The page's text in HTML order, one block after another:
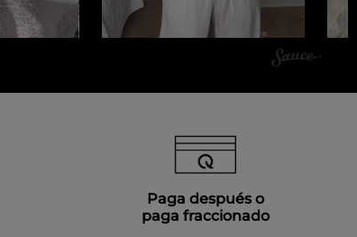
Paga después o
paga fraccionado